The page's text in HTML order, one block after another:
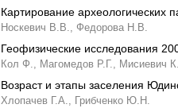
Картирование археологических
Носкевич В.В., Федорова Н.В.
Геофизические исследования
Кол Ф., Магомедов Р.Г., Мисиевич К.
Возраст и этапы заселения
Хлопачев Г.А., Грибченко Ю.Н.